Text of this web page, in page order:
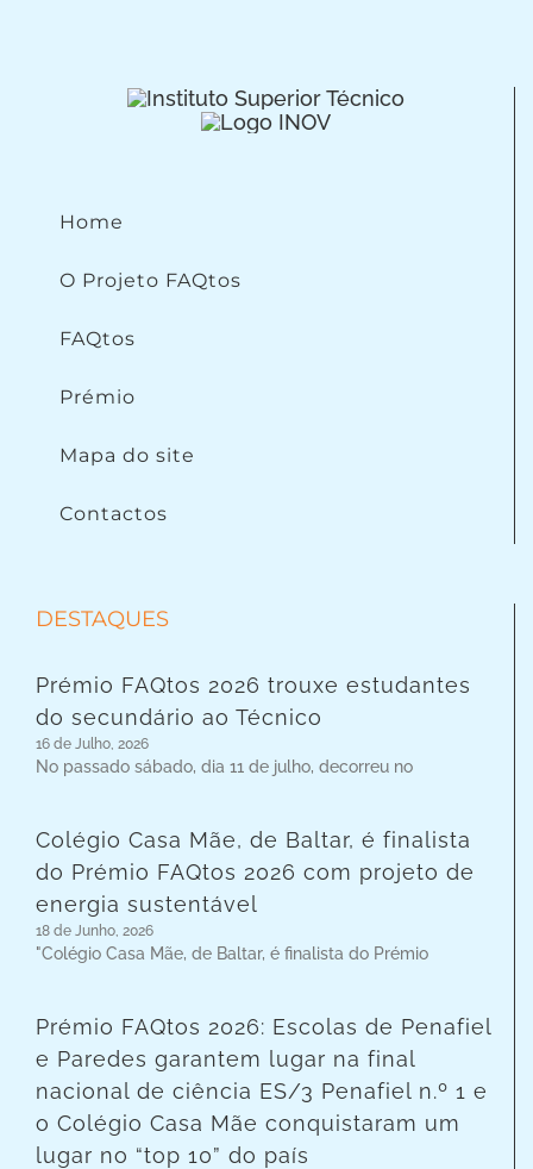
Home
O Projeto FAQtos
FAQtos
Prémio
Mapa do site
Contactos
DESTAQUES
Prémio FAQtos 2026 trouxe estudantes
do secundário ao Técnico
16 de Julho, 2026
No passado sábado, dia 11 de julho, decorreu no
Colégio Casa Mãe, de Baltar, é finalista
do Prémio FAQtos 2026 com projeto de
energia sustentável
18 de Junho, 2026
"Colégio Casa Mãe, de Baltar, é finalista do Prémio
Prémio FAQtos 2026: Escolas de Penafiel
e Paredes garantem lugar na final
nacional de ciência ES/3 Penafiel n.º 1 e
o Colégio Casa Mãe conquistaram um
lugar no “top 10” do país